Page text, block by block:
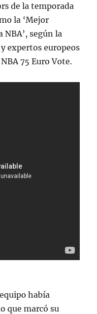
de la temporada
la ‘Mejor
NBA’, según la
expertos europeos
75 Euro Vote.
había
que marcó su